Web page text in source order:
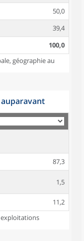
50,0
39,4
100,0
géographie au
auparavant
87,3
1,5
11,2
exploitations